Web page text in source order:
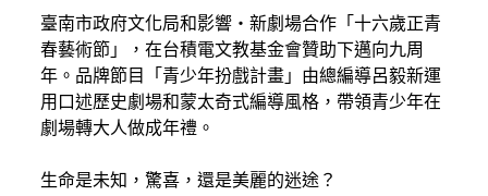
臺南市政府文化局和影響‧新劇場合作「十六歲正青
春藝術節」，在台積電文教基金會贊助下邁向九周
年。品牌節目「青少年扮戲計畫」由總編導呂毅新運
用口述歷史劇場和蒙太奇式編導風格，帶領青少年在
劇場轉大人做成年禮。
生命是未知，驚喜，還是美麗的迷途？